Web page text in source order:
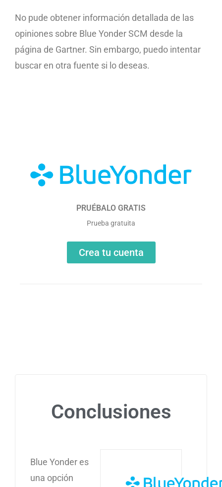
No pude obtener información detallada de las
opiniones sobre Blue Yonder SCM desde la
página de Gartner. Sin embargo, puedo intentar
buscar en otra fuente si lo deseas.
PRUÉBALO GRATIS
Prueba gratuita
Crea tu cuenta
Conclusiones
Blue Yonder es
una opción